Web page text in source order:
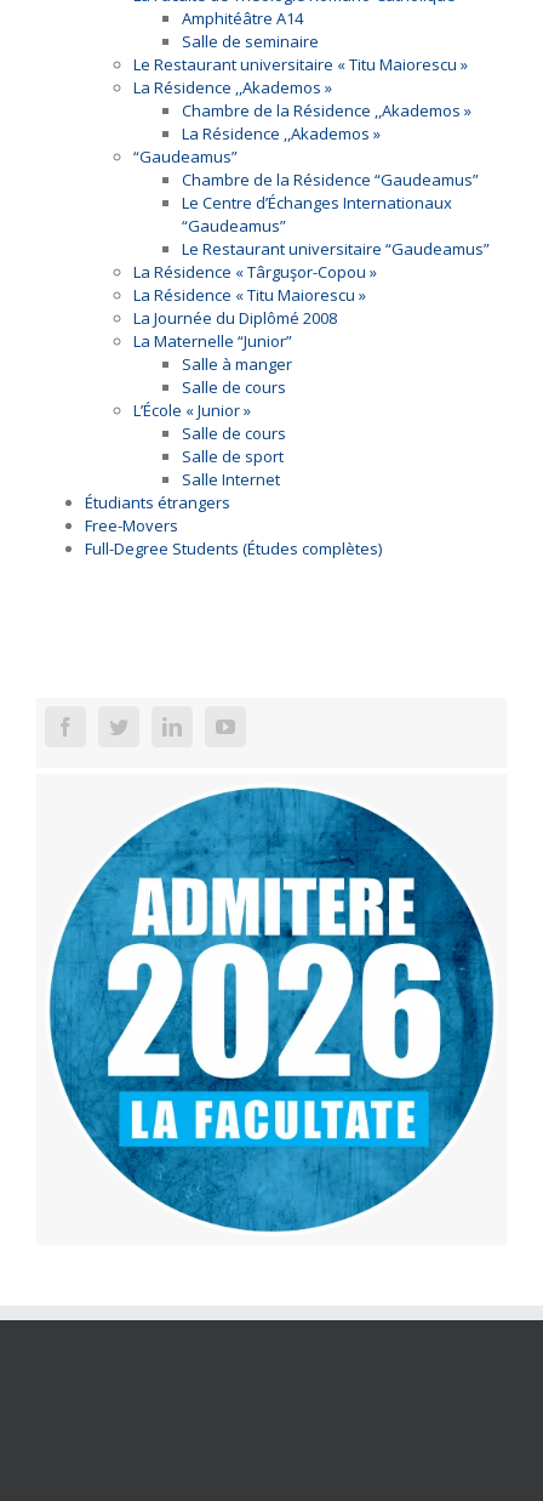
Amphitéâtre A14
Salle de seminaire
Le Restaurant universitaire « Titu Maiorescu »
La Résidence ,,Akademos »
Chambre de la Résidence ,,Akademos »
La Résidence ,,Akademos »
“Gaudeamus”
Chambre de la Résidence “Gaudeamus”
Le Centre d’Échanges Internationaux
“Gaudeamus”
Le Restaurant universitaire “Gaudeamus”
La Résidence « Târguşor-Copou »
La Résidence « Titu Maiorescu »
La Journée du Diplômé 2008
La Maternelle “Junior”
Salle à manger
Salle de cours
L’École « Junior »
Salle de cours
Salle de sport
Salle Internet
Étudiants étrangers
Free-Movers
Full-Degree Students (Études complètes)